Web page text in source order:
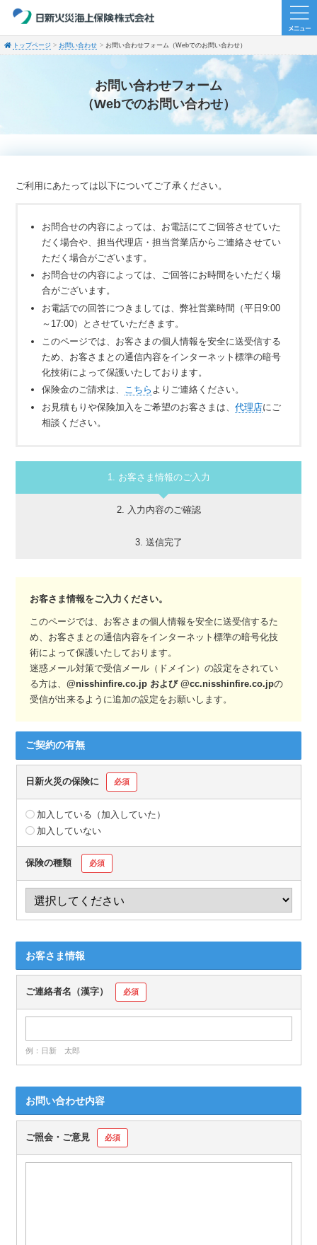
トップページ お問い合わせ お問い合わせフォーム（Webでのお問い合わせ）
お問い合わせフォーム
（Webでのお問い合わせ）
ご利用にあたっては以下についてご了承ください。
お問合せの内容によっては、お電話にてご回答させていた
だく場合や、担当代理店・担当営業店からご連絡させてい
ただく場合がございます。
お問合せの内容によっては、ご回答にお時間をいただく場
合がございます。
お電話での回答につきましては、弊社営業時間（平日9:00
～17:00）とさせていただきます。
このページでは、お客さまの個人情報を安全に送受信する
ため、お客さまとの通信内容をインターネット標準の暗号
化技術によって保護いたしております。
保険金のご請求は、 こちら よりご連絡ください。
お見積もりや保険加入をご希望のお客さまは、 代理店にご
相談ください。
1. お客さま情報のご入力
2. 入力内容のご確認
3. 送信完了
お客さま情報をご入力ください。
このページでは、お客さまの個人情報を安全に送受信するた
め、お客さまとの通信内容をインターネット標準の暗号化技
術によって保護いたしております。
迷惑メール対策で受信メール（ドメイン）の設定をされてい
る方は、@nisshinfire.co.jp および @cc.nisshinfire.co.jpの
受信が出来るように追加の設定をお願いします。
ご契約の有無
日新火災の保険に 必須
加入している（加入していた）
加入していない
保険の種類 必須
お客さま情報
ご連絡者名（漢字） 必須
例：日新 太郎
お問い合わせ内容
ご照会・ご意見 必須